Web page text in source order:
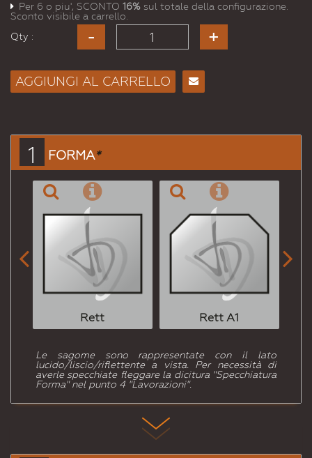
Per 6 o piu', SCONTO 16% sul totale della configurazione.
Sconto visibile a carrello.
Qty :
AGGIUNGI AL CARRELLO
1 FORMA*
Rett Rett A1
 
Le sagome sono rappresentate con il lato
lucido/liscio/riflettente a vista. Per necessità di
averle specchiate fleggare la dicitura "Specchiatura
Forma" nel punto 4 "Lavorazioni".